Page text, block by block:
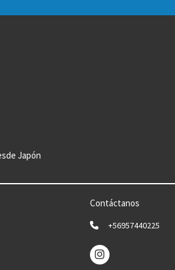
Japón
Contáctanos
+56957440225